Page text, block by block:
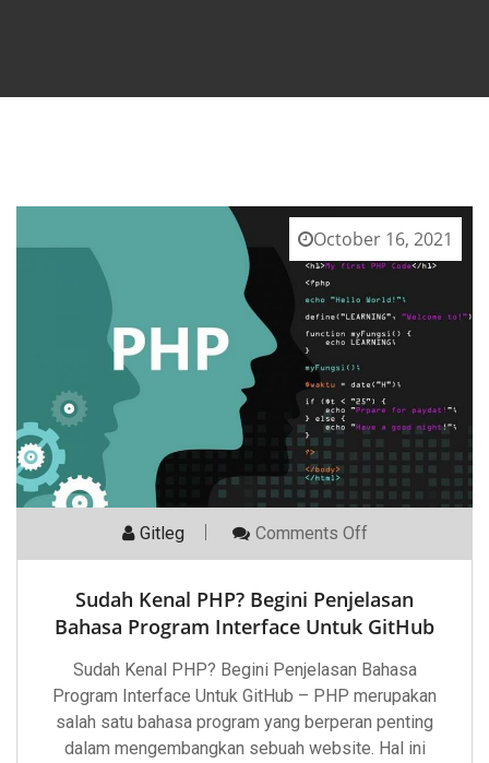
October 16, 2021
Gitleg Comments OffOn
Kenal
Begini
Penjelasan
Bahasa
Interface
Untuk
GitHub
Sudah Kenal PHP? Begini Penjelasan
Bahasa Program Interface Untuk GitHub
Sudah Kenal PHP? Begini Penjelasan Bahasa
Program Interface Untuk GitHub – PHP merupakan
salah satu bahasa program yang berperan penting
dalam mengembangkan sebuah website. Hal ini